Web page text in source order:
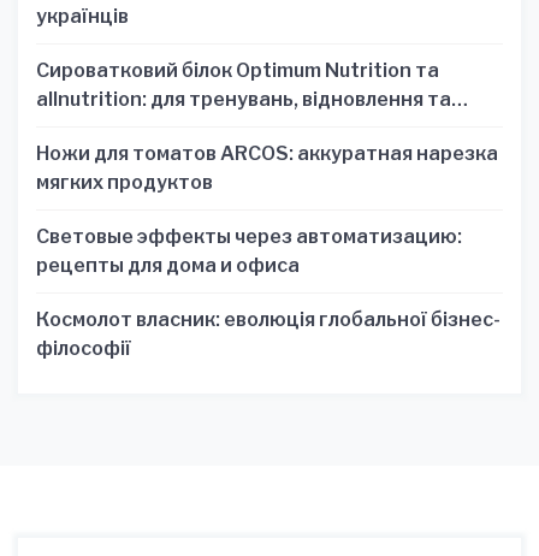
українців
Сироватковий білок Optimum Nutrition та
allnutrition: для тренувань, відновлення та
Ножи для томатов ARCOS: аккуратная нарезка
мягких продуктов
Световые эффекты через автоматизацию:
рецепты для дома и офиса
Космолот власник: еволюція глобальної бізнес-
філософії